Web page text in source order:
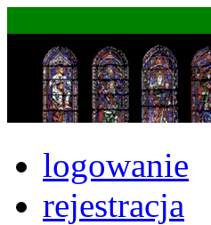
logowanie
rejestracja